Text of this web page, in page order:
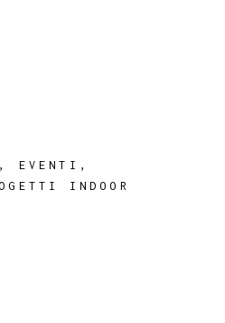
, EVENTI ,
INDOOR